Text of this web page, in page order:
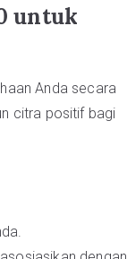
untuk
Anda secara
citra positif bagi